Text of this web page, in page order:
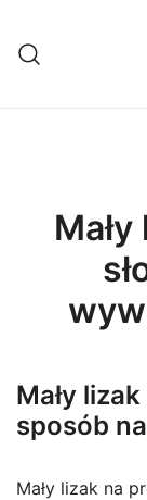
treści
Mały
sposób
Mały lizak na